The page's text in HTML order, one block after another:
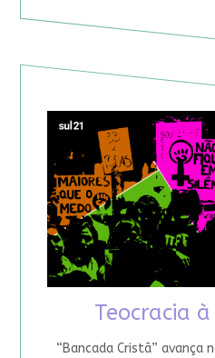
Teocracia
“Bancada Cristã” avança